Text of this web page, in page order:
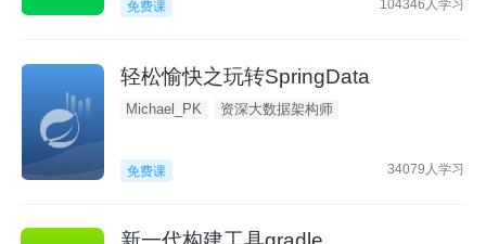
免费课 104346人学习
轻松愉快之玩转SpringData
Michael_PK 资深大数据架构师
免费课 34079人学习